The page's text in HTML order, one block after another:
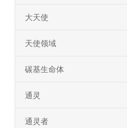
大天使
天使领域
碳基生命体
通灵
通灵者